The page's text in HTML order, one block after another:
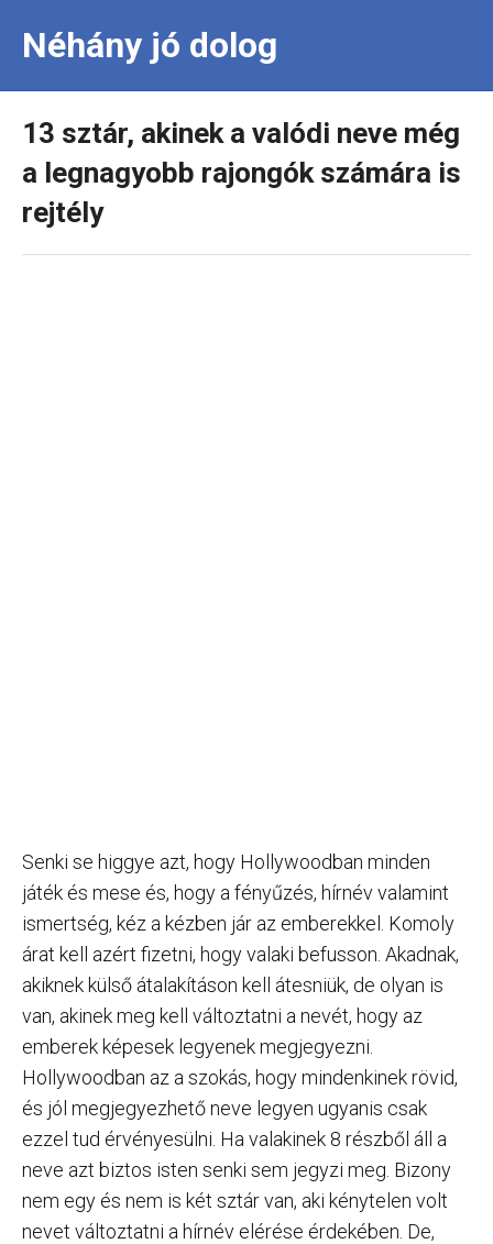
Néhány jó dolog
13 sztár, akinek a valódi neve még
a legnagyobb rajongók számára is
rejtély
Senki se higgye azt, hogy Hollywoodban minden
játék és mese és, hogy a fényűzés, hírnév valamint
ismertség, kéz a kézben jár az emberekkel. Komoly
árat kell azért fizetni, hogy valaki befusson. Akadnak,
akiknek külső átalakításon kell átesniük, de olyan is
van, akinek meg kell változtatni a nevét, hogy az
emberek képesek legyenek megjegyezni.
Hollywoodban az a szokás, hogy mindenkinek rövid,
és jól megjegyezhető neve legyen ugyanis csak
ezzel tud érvényesülni. Ha valakinek 8 részből áll a
neve azt biztos isten senki sem jegyzi meg. Bizony
nem egy és nem is két sztár van, aki kénytelen volt
nevet változtatni a hírnév elérése érdekében. De,